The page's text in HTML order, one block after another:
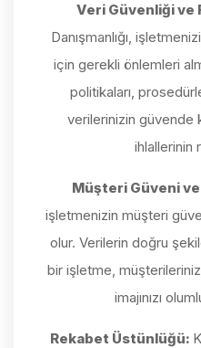
Veri Güvenliği ve
Danışmanlığı,
için gerekli önlemleri
politikaları,
verilerinizin güvende
ihlallerinin
Müşteri Güveni ve
işletmenizin müşteri
olur. Verilerin doğru
bir işletme,
imajınızı
Rekabet Üstünlüğü: